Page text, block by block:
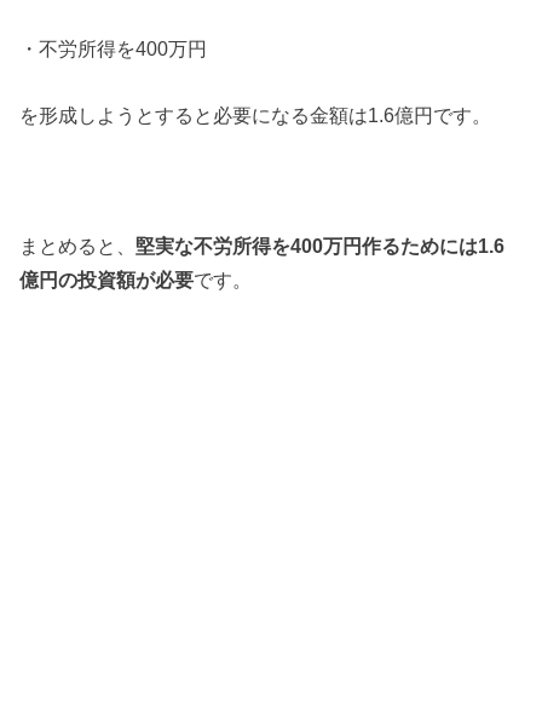
・不労所得を400万円
を形成しようとすると必要になる金額は1.6億円です。
まとめると、堅実な不労所得を400万円作るためには1.6
億円の投資額が必要です。